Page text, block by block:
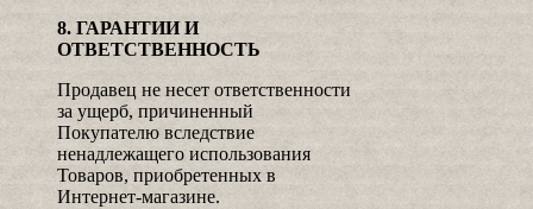
8. ГАРАНТИИ И
ОТВЕТСТВЕННОСТЬ
Продавец не несет ответственности
за ущерб, причиненный
Покупателю вследствие
ненадлежащего использования
Товаров, приобретенных в
Интернет-магазине.